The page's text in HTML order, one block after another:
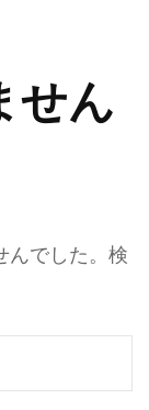
せん
んでした。検